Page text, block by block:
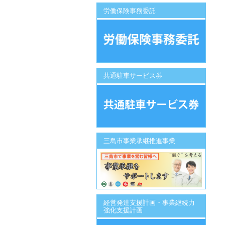
労働保険事務委託
共通駐車サービス券
三島市事業承継推進事業
経営発達支援計画・事業継続力
強化支援計画